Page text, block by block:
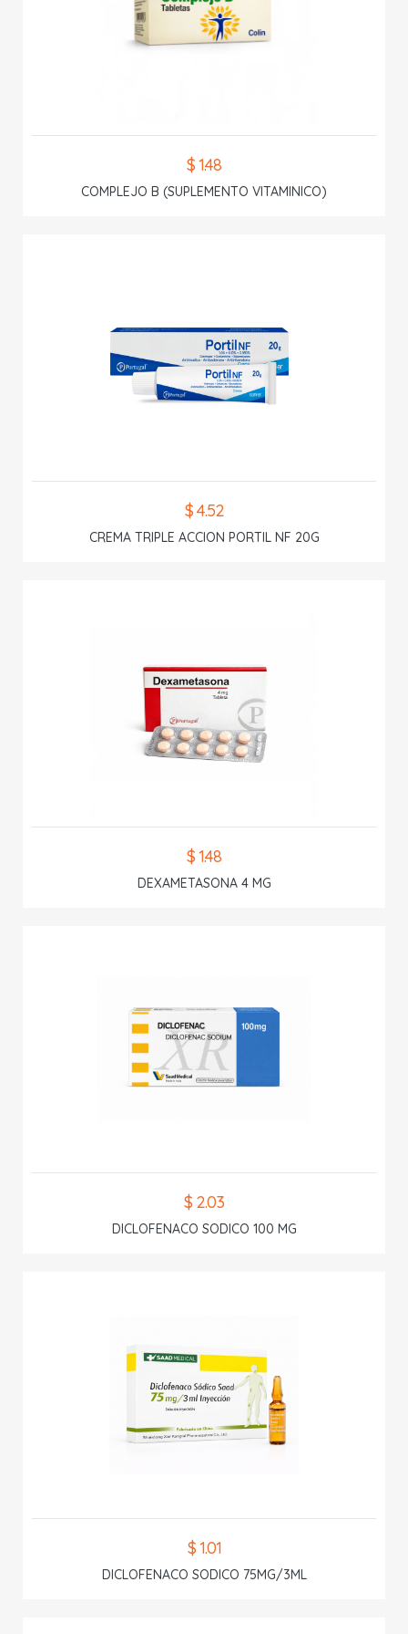
$ 1.48
COMPLEJO B (SUPLEMENTO VITAMINICO)
$ 4.52
CREMA TRIPLE ACCION PORTIL NF 20G
$ 1.48
DEXAMETASONA 4 MG
$ 2.03
DICLOFENACO SODICO 100 MG
$ 1.01
DICLOFENACO SODICO 75MG/3ML